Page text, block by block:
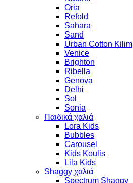
Oria
Refold
Sahara
Sand
Urban Cotton Kilim
Venice
Brighton
Ribella
Genova
Delhi
Sol
Sonia
Παιδικά χαλιά
Lora Kids
Bubbles
Carousel
Kids Koulis
Lila Kids
Shaggy χαλιά
Spectrum Shaggy